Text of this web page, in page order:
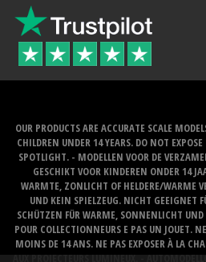
OUR PRODUCTS ARE ACCURATE SCALE
CHILDREN UNDER 14 YEARS. DO NOT
SPOTLIGHT. - MODELLEN VOOR DE
GESCHIKT VOOR KINDEREN ONDER 14
WARMTE, ZONLICHT OF HELDERE/WARME
UND KEIN SPIELZEUG. NICHT GEEIGNET
SCHÜTZEN FÜR WARME, SONNENLICHT UND
POUR COLLECTIONNEURS E PAS UN JOUET.
MOINS DE 14 ANS. NE PAS EXPOSER À LA
AUX PROJECTEURS LUMINEUX. -